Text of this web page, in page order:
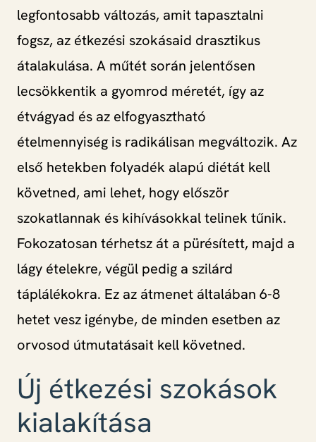
legfontosabb változás, amit tapasztalni
fogsz, az étkezési szokásaid drasztikus
átalakulása. A műtét során jelentősen
lecsökkentik a gyomrod méretét, így az
étvágyad és az elfogyasztható
ételmennyiség is radikálisan megváltozik. Az
első hetekben folyadék alapú diétát kell
követned, ami lehet, hogy először
szokatlannak és kihívásokkal telinek tűnik.
Fokozatosan térhetsz át a pürésített, majd a
lágy ételekre, végül pedig a szilárd
táplálékokra. Ez az átmenet általában 6-8
hetet vesz igénybe, de minden esetben az
orvosod útmutatásait kell követned.
Új étkezési szokások
kialakítása